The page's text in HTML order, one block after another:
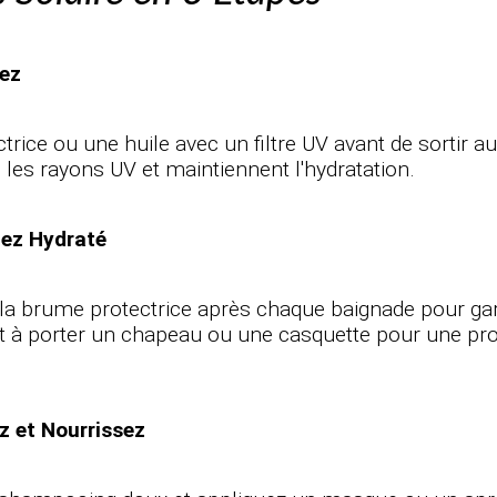
ou une huile avec un filtre UV avant de sortir
rayons UV et maintiennent l'hydratation.
Hydraté
brume protectrice après chaque baignade pour
à porter un chapeau ou une casquette pour une
et Nourrissez